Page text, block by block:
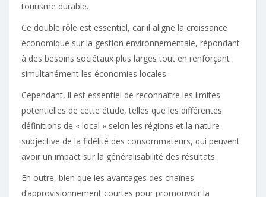
tourisme durable.
Ce double rôle est essentiel, car il aligne la croissance
économique sur la gestion environnementale, répondant
à des besoins sociétaux plus larges tout en renforçant
simultanément les économies locales.
Cependant, il est essentiel de reconnaître les limites
potentielles de cette étude, telles que les différentes
définitions de « local » selon les régions et la nature
subjective de la fidélité des consommateurs, qui peuvent
avoir un impact sur la généralisabilité des résultats.
En outre, bien que les avantages des chaînes
d’approvisionnement courtes pour promouvoir la